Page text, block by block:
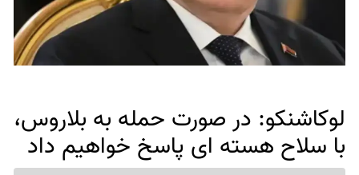
لوکاشنکو: در صورت حمله به بلاروس،
با سلاح هسته ای پاسخ خواهیم داد